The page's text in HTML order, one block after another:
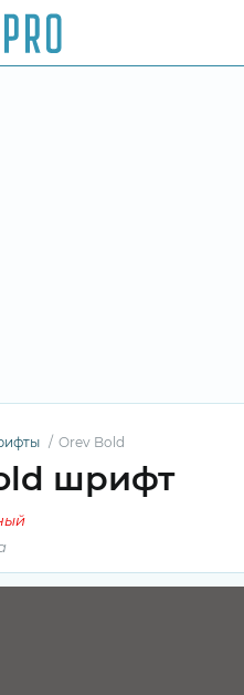
Orev Bold
шрифт